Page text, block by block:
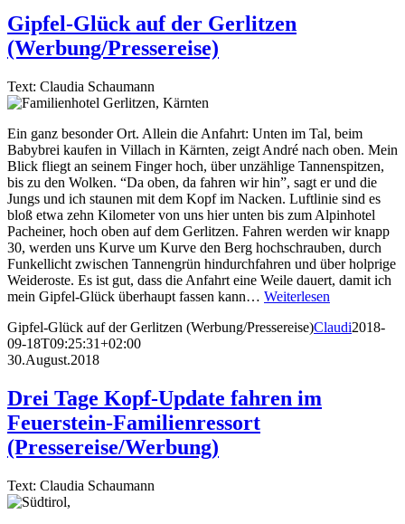
Gipfel-Glück auf der Gerlitzen
(Werbung/Pressereise)
Text: Claudia Schaumann
Ein ganz besonder Ort. Allein die Anfahrt: Unten im Tal, beim
Babybrei kaufen in Villach in Kärnten, zeigt André nach oben. Mein
Blick fliegt an seinem Finger hoch, über unzählige Tannenspitzen,
bis zu den Wolken. “Da oben, da fahren wir hin”, sagt er und die
Jungs und ich staunen mit dem Kopf im Nacken. Luftlinie sind es
bloß etwa zehn Kilometer von uns hier unten bis zum Alpinhotel
Pacheiner, hoch oben auf dem Gerlitzen. Fahren werden wir knapp
30, werden uns Kurve um Kurve den Berg hochschrauben, durch
Funkellicht zwischen Tannengrün hindurchfahren und über holprige
Weideroste. Es ist gut, dass die Anfahrt eine Weile dauert, damit ich
mein Gipfel-Glück überhaupt fassen kann… Weiterlesen
Gipfel-Glück auf der Gerlitzen (Werbung/Pressereise)Claudi2018-
09-18T09:25:31+02:00
30.August.2018
Drei Tage Kopf-Update fahren im
Feuerstein-Familienressort
(Pressereise/Werbung)
Text: Claudia Schaumann